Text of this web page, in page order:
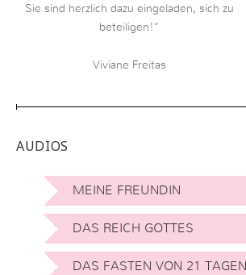
Sie sind herzlich dazu eingeladen, sich zu
beteiligen!“
Viviane Freitas
AUDIOS
MEINE FREUNDIN
DAS REICH GOTTES
DAS FASTEN VON 21 TAGEN